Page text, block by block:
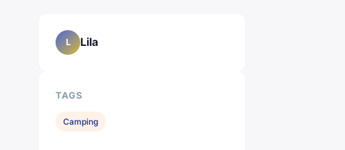
L Lila
TAGS
Camping